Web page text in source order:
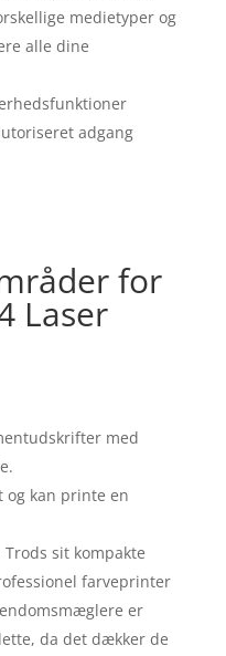
medietyper og
alle dine
adgang
for
Laser
med
og kan printe en
Trods sit kompakte
farveprinter
er
da det dækker de